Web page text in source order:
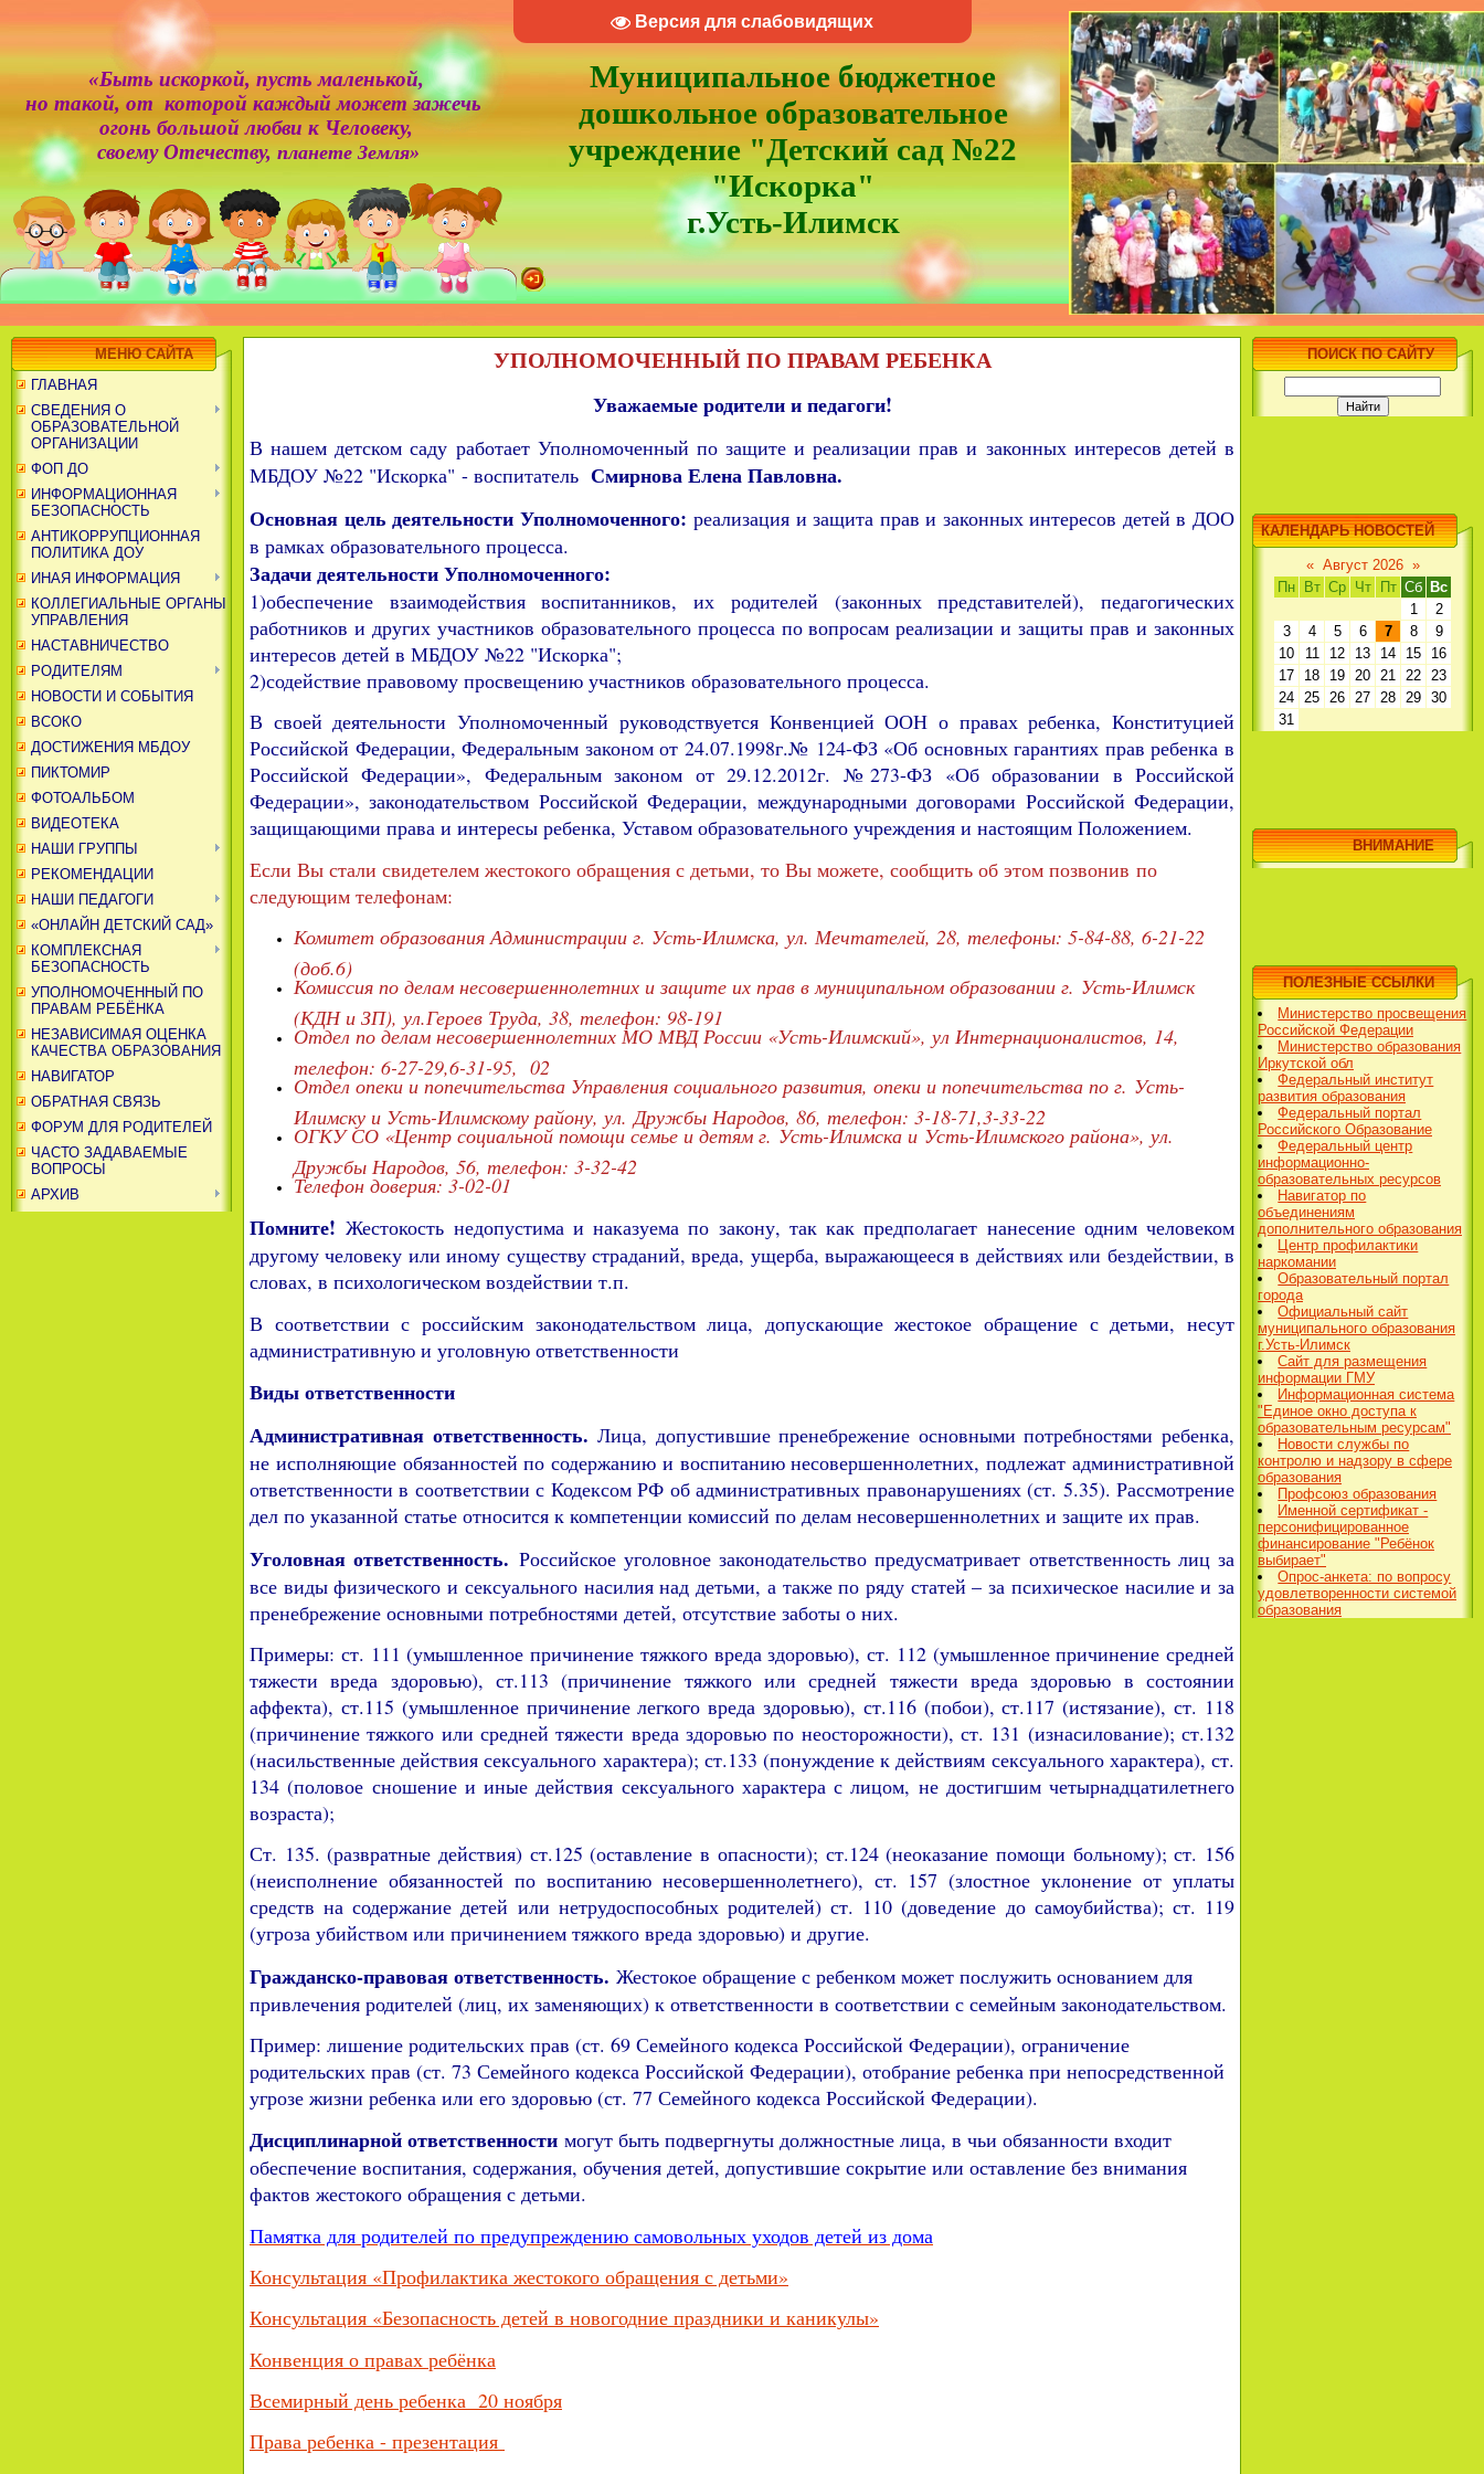
Версия для слабовидящих
«Быть искоркой, пусть маленькой,
но такой, от которой каждый может зажечь
огонь большой любви к Человеку,
своему Отечеству, планете Земля»
Муниципальное бюджетное
дошкольное образовательное
учреждение "Детский сад №22
"Искорка"
г.Усть-Илимск
МЕНЮ САЙТА
ГЛАВНАЯ
СВЕДЕНИЯ О
ОБРАЗОВАТЕЛЬНОЙ
ОРГАНИЗАЦИИ
ФОП ДО
ИНФОРМАЦИОННАЯ
БЕЗОПАСНОСТЬ
АНТИКОРРУПЦИОННАЯ
ПОЛИТИКА ДОУ
ИНАЯ ИНФОРМАЦИЯ
КОЛЛЕГИАЛЬНЫЕ ОРГАНЫ
УПРАВЛЕНИЯ
НАСТАВНИЧЕСТВО
РОДИТЕЛЯМ
НОВОСТИ И СОБЫТИЯ
ВСОКО
ДОСТИЖЕНИЯ МБДОУ
ПИКТОМИР
ФОТОАЛЬБОМ
ВИДЕОТЕКА
НАШИ ГРУППЫ
РЕКОМЕНДАЦИИ
НАШИ ПЕДАГОГИ
«ОНЛАЙН ДЕТСКИЙ САД»
КОМПЛЕКСНАЯ
БЕЗОПАСНОСТЬ
УПОЛНОМОЧЕННЫЙ ПО
ПРАВАМ РЕБЁНКА
НЕЗАВИСИМАЯ ОЦЕНКА
КАЧЕСТВА ОБРАЗОВАНИЯ
НАВИГАТОР
ОБРАТНАЯ СВЯЗЬ
ФОРУМ ДЛЯ РОДИТЕЛЕЙ
ЧАСТО ЗАДАВАЕМЫЕ
ВОПРОСЫ
АРХИВ
УПОЛНОМОЧЕННЫЙ ПО ПРАВАМ РЕБЕНКА
Уважаемые родители и педагоги!
В нашем детском саду работает Уполномоченный по защите и реализации прав и законных интересов детей в
МБДОУ №22 "Искорка" - воспитатель Смирнова Елена Павловна.
Основная цель деятельности Уполномоченного: реализация и защита прав и законных интересов детей в ДОО
в рамках образовательного процесса.
Задачи деятельности Уполномоченного:
1)обеспечение взаимодействия воспитанников, их родителей (законных представителей), педагогических
работников и других участников образовательного процесса по вопросам реализации и защиты прав и законных
интересов детей в МБДОУ №22 "Искорка";
2)содействие правовому просвещению участников образовательного процесса.
В своей деятельности Уполномоченный руководствуется Конвенцией ООН о правах ребенка, Конституцией
Российской Федерации, Федеральным законом от 24.07.1998г.№ 124-ФЗ «Об основных гарантиях прав ребенка в
Российской Федерации», Федеральным законом от 29.12.2012г. №273-ФЗ «Об образовании в Российской
Федерации», законодательством Российской Федерации, международными договорами Российской Федерации,
защищающими права и интересы ребенка, Уставом образовательного учреждения и настоящим Положением.
Если Вы стали свидетелем жестокого обращения с детьми, то Вы можете, сообщить об этом позвонив по
следующим телефонам:
Комитет образования Администрации г. Усть-Илимска, ул. Мечтателей, 28, телефоны: 5-84-88, 6-21-22
(доб.6)
Комиссия по делам несовершеннолетних и защите их прав в муниципальном образовании г. Усть-Илимск
(КДН и ЗП), ул.Героев Труда, 38, телефон: 98-191
Отдел по делам несовершеннолетних МО МВД России «Усть-Илимский», ул Интернационалистов, 14,
телефон: 6-27-29,6-31-95, 02
Отдел опеки и попечительства Управления социального развития, опеки и попечительства по г. Усть-
Илимску и Усть-Илимскому району, ул. Дружбы Народов, 86, телефон: 3-18-71,3-33-22
ОГКУ СО «Центр социальной помощи семье и детям г. Усть-Илимска и Усть-Илимского района», ул.
Дружбы Народов, 56, телефон: 3-32-42
Телефон доверия: 3-02-01
Помните!Жестокость недопустима и наказуема по закону, так как предполагает нанесение одним человеком
другому человеку или иному существу страданий, вреда, ущерба, выражающееся в действиях или бездействии, в
словах, в психологическом воздействии т.п.
В соответствии с российским законодательством лица, допускающие жестокое обращение с детьми, несут
административную и уголовную ответственности
Виды ответственности
Административная ответственность.Лица, допустившие пренебрежение основными потребностями ребенка,
не исполняющие обязанностей по содержанию и воспитанию несовершеннолетних, подлежат административной
ответственности в соответствии с Кодексом РФ об административных правонарушениях (ст. 5.35). Рассмотрение
дел по указанной статье относится к компетенции комиссий по делам несовершеннолетних и защите их прав.
Уголовная ответственность. Российское уголовное законодательство предусматривает ответственность лиц за
все виды физического и сексуального насилия над детьми, а также по ряду статей – за психическое насилие и за
пренебрежение основными потребностями детей, отсутствие заботы о них.
Примеры: ст. 111 (умышленное причинение тяжкого вреда здоровью), ст. 112 (умышленное причинение средней
тяжести вреда здоровью), ст.113 (причинение тяжкого или средней тяжести вреда здоровью в состоянии
аффекта), ст.115 (умышленное причинение легкого вреда здоровью), ст.116 (побои), ст.117 (истязание), ст. 118
(причинение тяжкого или средней тяжести вреда здоровью по неосторожности), ст. 131 (изнасилование); ст.132
(насильственные действия сексуального характера); ст.133 (понуждение к действиям сексуального характера), ст.
134 (половое сношение и иные действия сексуального характера с лицом, не достигшим четырнадцатилетнего
возраста);
Ст. 135. (развратные действия) ст.125 (оставление в опасности); ст.124 (неоказание помощи больному); ст. 156
(неисполнение обязанностей по воспитанию несовершеннолетнего), ст. 157 (злостное уклонение от уплаты
средств на содержание детей или нетрудоспособных родителей) ст. 110 (доведение до самоубийства); ст. 119
(угроза убийством или причинением тяжкого вреда здоровью) и другие.
Гражданско-правовая ответственность. Жестокое обращение с ребенком может послужить основанием для
привлечения родителей (лиц, их заменяющих) к ответственности в соответствии с семейным законодательством.
Пример: лишение родительских прав (ст. 69 Семейного кодекса Российской Федерации), ограничение
родительских прав (ст. 73 Семейного кодекса Российской Федерации), отобрание ребенка при непосредственной
угрозе жизни ребенка или его здоровью (ст. 77 Семейного кодекса Российской Федерации).
Дисциплинарной ответственности могут быть подвергнуты должностные лица, в чьи обязанности входит
обеспечение воспитания, содержания, обучения детей, допустившие сокрытие или оставление без внимания
фактов жестокого обращения с детьми.
Памятка для родителей по предупреждению самовольных уходов детей из дома
Консультация «Профилактика жестокого обращения с детьми»
Консультация «Безопасность детей в новогодние праздники и каникулы»
Конвенция о правах ребёнка
Всемирный день ребенка 20 ноября
Права ребенка - презентация
ПОИСК ПО САЙТУ
КАЛЕНДАРЬ НОВОСТЕЙ
« Август 2026 »
Пн
Вт Ср Чт Пт Сб Вс
1
2
3
4 5 6 7 8
9
10
11 12 13 14 15
16
17
18 19 20 21 22 23
24 25 26 27 28 29 30
31
ВНИМАНИЕ
ПОЛЕЗНЫЕ ССЫЛКИ
Министерство просвещения
Российской Федерации
Министерство образования
Иркутской обл
Федеральный институт
развития образования
Федеральный портал
Российского Образование
Федеральный центр
информационно-
образовательных ресурсов
Навигатор по
объединениям
дополнительного образования
Центр профилактики
наркомании
Образовательный портал
города
Официальный сайт
муниципального образования
г.Усть-Илимск
Сайт для размещения
информации ГМУ
Информационная система
"Единое окно доступа к
образовательным ресурсам"
Новости службы по
контролю и надзору в сфере
образования
Профсоюз образования
Именной сертификат -
персонифицированное
финансирование "Ребёнок
выбирает"
Опрос-анкета: по вопросу
удовлетворенности системой
образования